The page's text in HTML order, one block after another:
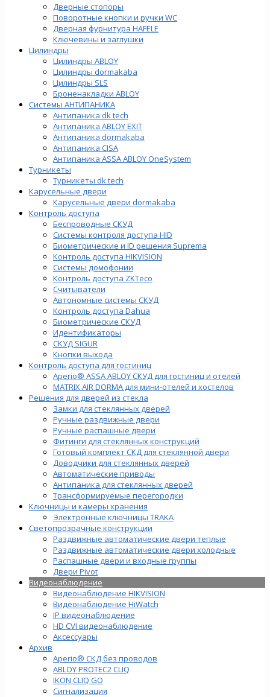
Дверные стопоры
Поворотные кнопки и ручки WC
Дверная фурнитура HAFELE
Ключевины и заглушки
Цилиндры
Цилиндры ABLOY
Цилиндры dormakaba
Цилиндры SLS
Броненакладки ABLOY
Системы АНТИПАНИКА
Антипаника dk tech
Антипаника ABLOY EXIT
Антипаника dormakaba
Антипаника СISA
Антипаника ASSA ABLOY OneSystem
Турникеты
Турникеты dk tech
Карусельные двери
Карусельные двери dormakaba
Контроль доступа
Беспроводные СКУД
Системы контроля доступа HID
Биометрические и ID решения Suprema
Контроль доступа HIKVISION
Системы домофонии
Контроль доступа ZKTeco
Считыватели
Автономные системы СКУД
Контроль доступа Dahua
Биометрические СКУД
Идентификаторы
СКУД SIGUR
Кнопки выхода
Контроль доступа для гостиниц
Aperio® ASSA ABLOY СКУД для гостиниц и отелей
MATRIX AIR DORMA для мини-отелей и хостелов
Решения для дверей из стекла
Замки для стеклянных дверей
Ручные раздвижные двери
Ручные распашные двери
Фитинги для стеклянных конструкций
Готовый комплект СКД для стеклянной двери
Доводчики для стеклянных дверей
Автоматические приводы
Антипаника для стеклянных дверей
Трансформируемые перегородки
Ключницы и камеры хранения
Электронные ключницы TRAKA
Светопрозрачные конструкции
Раздвижные автоматические двери теплые
Раздвижные автоматические двери холодные
Распашные двери и входные группы
Двери Pivot
Видеонаблюдение
Видеонаблюдение HIKVISION
Видеонаблюдение HiWatch
IP видеонаблюдение
HD CVI видеонаблюдение
Аксессуары
Архив
Aperio® СКД без проводов
ABLOY PROTEC2 CLIQ
IKON CLIQ GO
Сигнализация